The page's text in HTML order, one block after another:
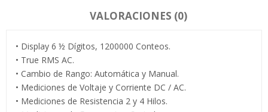
VALORACIONES (0)
• Display 6 ½ Dígitos, 1200000 Conteos.
• True RMS AC.
• Cambio de Rango: Automática y Manual.
• Mediciones de Voltaje y Corriente DC / AC.
• Mediciones de Resistencia 2 y 4 Hilos.